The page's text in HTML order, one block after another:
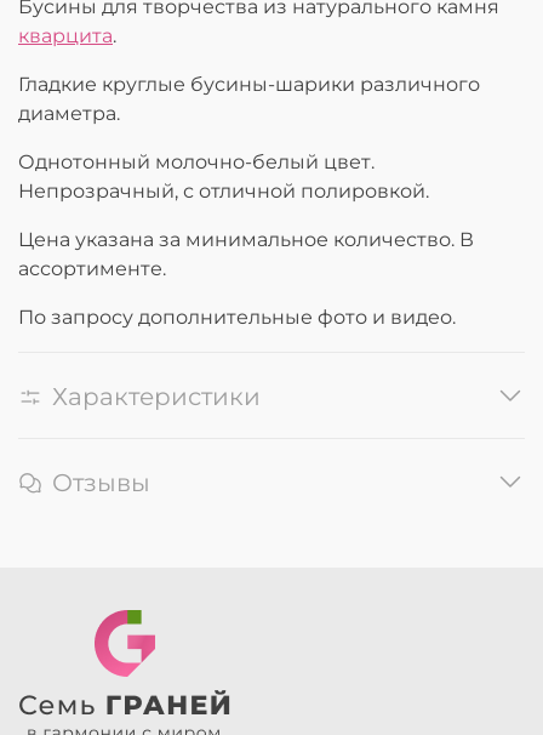
Бусины для творчества из натурального камня
кварцита.
Гладкие круглые бусины-шарики различного
диаметра.
Однотонный молочно-белый цвет.
Непрозрачный, с отличной полировкой.
Цена указана за минимальное количество. В
ассортименте.
По запросу дополнительные фото и видео.
Характеристики
Отзывы